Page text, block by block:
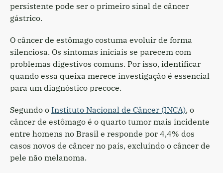
persistente pode ser o primeiro sinal de câncer
gástrico.
O câncer de estômago costuma evoluir de forma
silenciosa. Os sintomas iniciais se parecem com
problemas digestivos comuns. Por isso, identificar
quando essa queixa merece investigação é essencial
para um diagnóstico precoce.
Segundo o Instituto Nacional de Câncer (INCA), o
câncer de estômago é o quarto tumor mais incidente
entre homens no Brasil e responde por 4,4% dos
casos novos de câncer no país, excluindo o câncer de
pele não melanoma.